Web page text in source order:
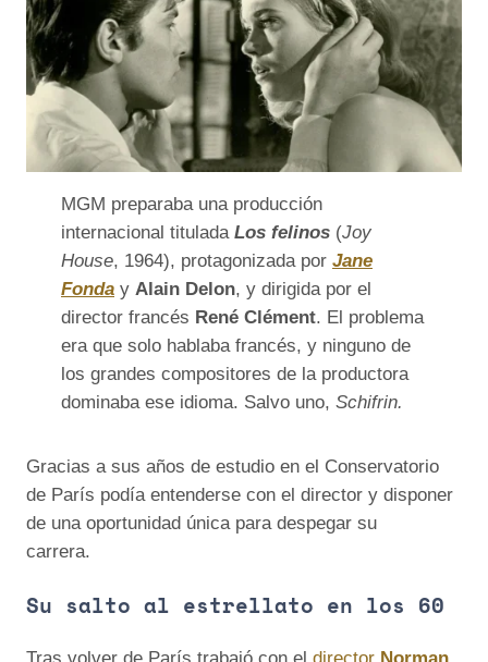
MGM preparaba una producción
internacional titulada Los felinos (Joy
House, 1964), protagonizada por Jane
Fonda y Alain Delon, y dirigida por el
director francés René Clément. El problema
era que solo hablaba francés, y ninguno de
los grandes compositores de la productora
dominaba ese idioma. Salvo uno, Schifrin.
Gracias a sus años de estudio en el Conservatorio
de París podía entenderse con el director y disponer
de una oportunidad única para despegar su
carrera.
Su salto al estrellato en los 60